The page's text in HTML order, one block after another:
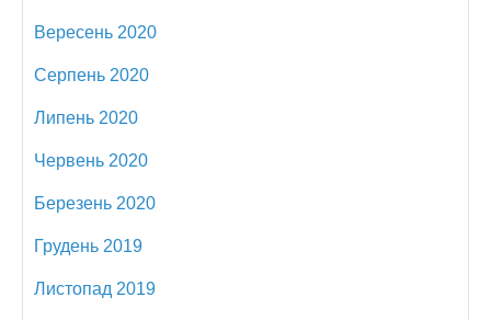
Вересень 2020
Серпень 2020
Липень 2020
Червень 2020
Березень 2020
Грудень 2019
Листопад 2019